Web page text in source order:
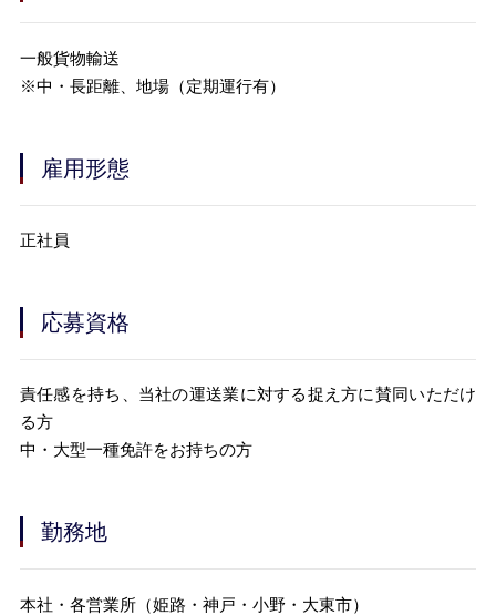
一般貨物輸送
※中・長距離、地場（定期運行有）
雇用形態
正社員
応募資格
責任感を持ち、当社の運送業に対する捉え方に賛同いただけ
る方
中・大型一種免許をお持ちの方
勤務地
本社・各営業所（姫路・神戸・小野・大東市）